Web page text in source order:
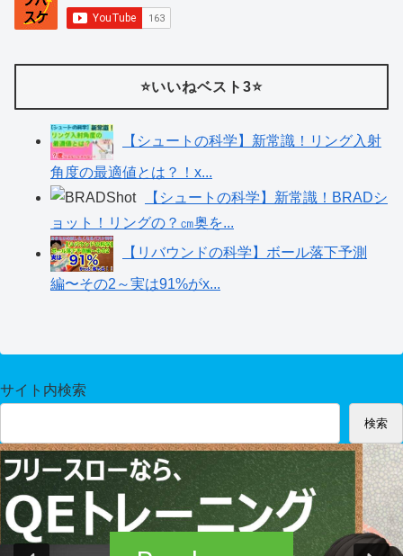
⭐️いいねベスト3⭐️
【シュートの科学】新常識！リング入射
角度の最適値とは？！x...
【シュートの科学】新常識！BRADシ
ョット！リングの？㎝奥を...
【リバウンドの科学】ボール落下予測
編〜その2～実は91%がx...
サイト内検索
検索